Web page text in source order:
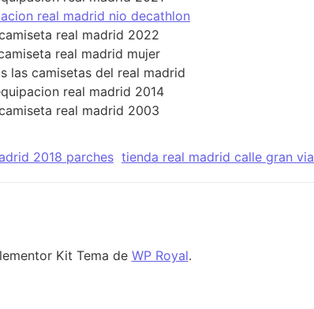
2018 parches tienda real madrid calle gran via
Kit Tema de WP Royal.